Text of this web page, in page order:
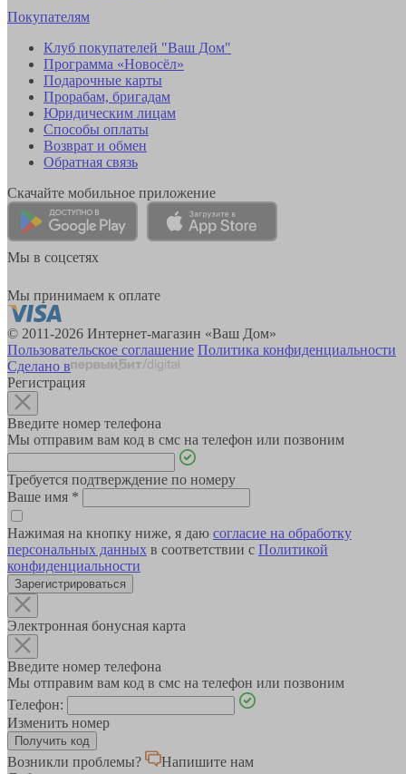
Покупателям
Клуб покупателей "Ваш Дом"
Программа «Новосёл»
Подарочные карты
Прорабам, бригадам
Юридическим лицам
Способы оплаты
Возврат и обмен
Обратная связь
Скачайте мобильное приложение
Мы в соцсетях
Мы принимаем к оплате
© 2011-2026 Интернет-магазин «Ваш Дом»
Пользовательское соглашение Политика конфиденциальности
Сделано в
Регистрация
Введите номер телефона
Мы отправим вам код в смс на телефон или позвоним
Требуется подтверждение по номеру
Ваше имя *
Нажимая на кнопку ниже, я даю согласие на обработку
персональных данных в соответствии с Политикой
конфиденциальности
Зарегистрироваться
Электронная бонусная карта
Введите номер телефона
Мы отправим вам код в смс на телефон или позвоним
Телефон:
Изменить номер
Возникли проблемы?
Напишите нам